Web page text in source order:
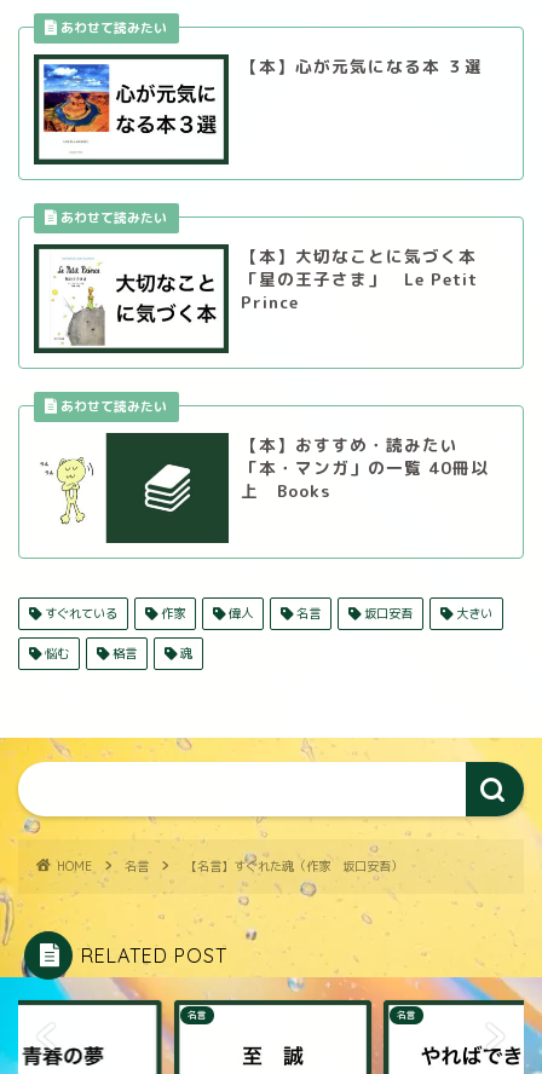
【本】心が元気になる本 ３選
【本】大切なことに気づく本
「星の王子さま」 Le Petit
Prince
【本】おすすめ・読みたい
「本・マンガ」の一覧 40冊以
上 Books
すぐれている 作家 偉人 名言 坂口安吾 大きい
悩む 格言 魂
HOME 名言 【名言】すぐれた魂（作家 坂口安吾）
RELATED POST
名言 名言